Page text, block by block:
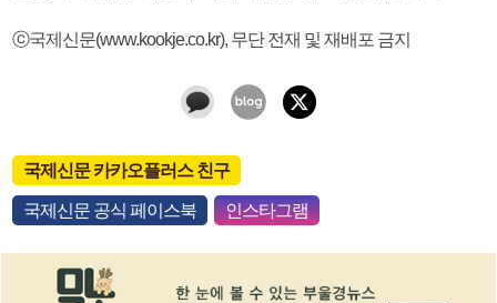
ⓒ국제신문(www.kookje.co.kr), 무단 전재 및 재배포 금지
국제신문 카카오플러스 친구
국제신문 공식 페이스북 인스타그램